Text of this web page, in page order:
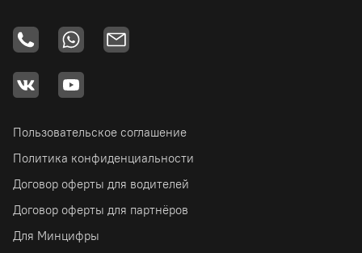
Пользовательское соглашение
Политика конфиденциальности
Договор оферты для водителей
Договор оферты для партнёров
Для Минцифры